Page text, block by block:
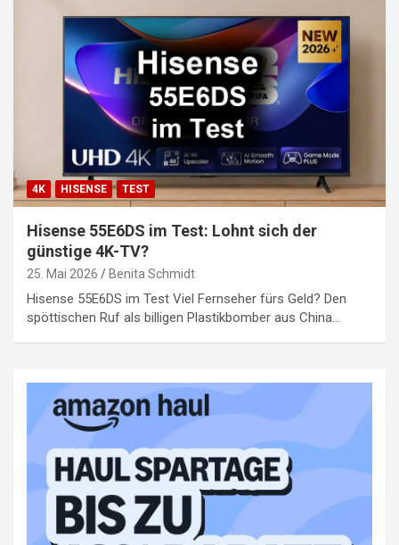
4K HISENSE TEST
Hisense 55E6DS im Test: Lohnt sich der
günstige 4K-TV?
25. Mai 2026 Benita Schmidt
Hisense 55E6DS im Test Viel Fernseher fürs Geld? Den
spöttischen Ruf als billigen Plastikbomber aus China…